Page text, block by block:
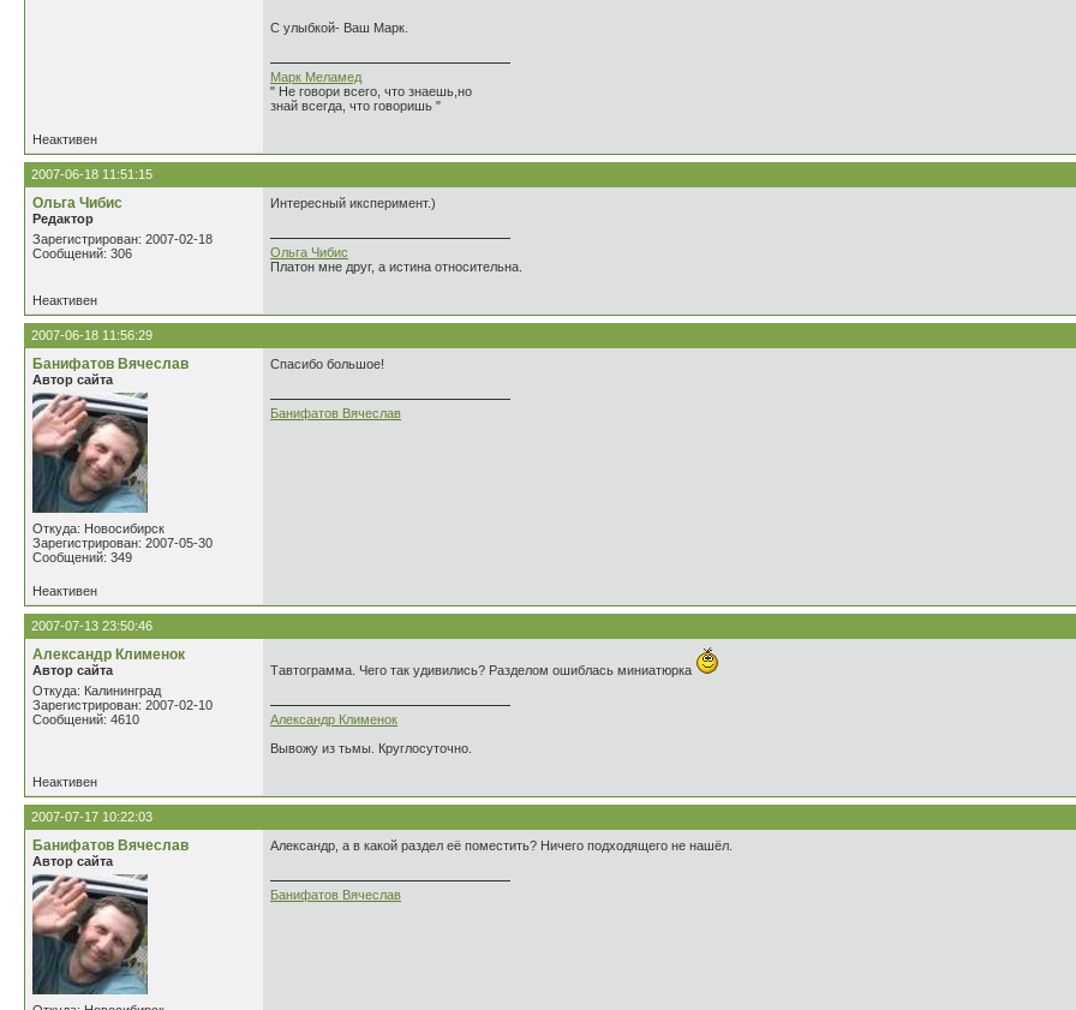
С улыбкой- Ваш Марк.
Марк Меламед
" Не говори всего, что знаешь,но
знай всегда, что говоришь "
Неактивен
2007-06-18 11:51:15
Ольга Чибис
Редактор
Зарегистрирован: 2007-02-18
Сообщений: 306
Интересный иксперимент.)
Ольга Чибис
Платон мне друг, а истина относительна.
Неактивен
2007-06-18 11:56:29
Банифатов Вячеслав
Автор сайта
Откуда: Новосибирск
Зарегистрирован: 2007-05-30
Сообщений: 349
Спасибо большое!
Банифатов Вячеслав
Неактивен
2007-07-13 23:50:46
Александр Клименок
Автор сайта
Откуда: Калининград
Зарегистрирован: 2007-02-10
Сообщений: 4610
Тавтограмма. Чего так удивились? Разделом ошиблась миниатюрка
Александр Клименок
Вывожу из тьмы. Круглосуточно.
Неактивен
2007-07-17 10:22:03
Банифатов Вячеслав
Автор сайта
Александр, а в какой раздел её поместить? Ничего подходящего не нашёл.
Банифатов Вячеслав